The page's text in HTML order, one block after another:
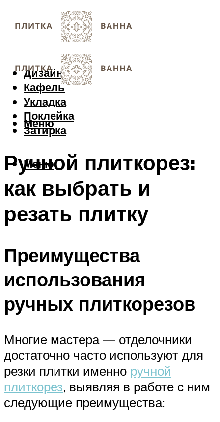
Дизайн
Кафель
Укладка
Поклейка
Затирка
Меню
Меню
Ручной плиткорез:
как выбрать и
резать плитку
Преимущества
использования
ручных плиткорезов
Многие мастера — отделочники
достаточно часто используют для
резки плитки именно ручной
плиткорез, выявляя в работе с ним
следующие преимущества: